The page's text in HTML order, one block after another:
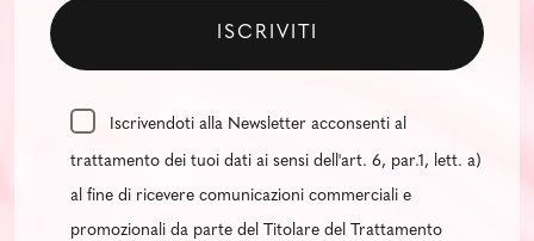
Iscrivendoti alla Newsletter acconsenti al
trattamento dei tuoi dati ai sensi dell'art. 6, par.1, lett. a)
al fine di ricevere comunicazioni commerciali e
promozionali da parte del Titolare del Trattamento